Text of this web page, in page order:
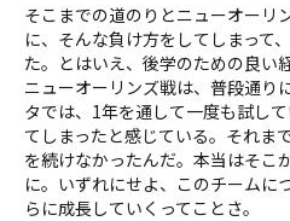
そこまでの道のりとニューオーリ
に、そんな負け方をしてしまって
た。とはいえ、後学のための良い
ニューオーリンズ戦は、普段通り
タでは、1年を通して一度も試し
てしまったと感じている。それま
を続けなかったんだ。本当はそこ
に。いずれにせよ、このチームに
らに成長していくってことさ。